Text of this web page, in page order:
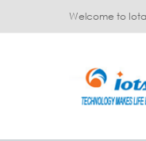
Welcome to Iota